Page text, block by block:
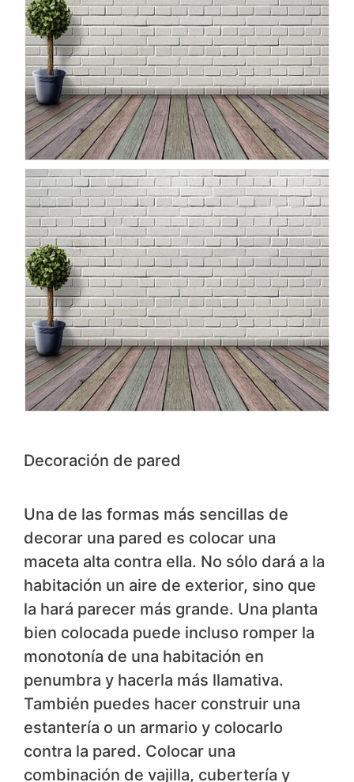
Decoración de pared
Una de las formas más sencillas de
decorar una pared es colocar una
maceta alta contra ella. No sólo dará a la
habitación un aire de exterior, sino que
la hará parecer más grande. Una planta
bien colocada puede incluso romper la
monotonía de una habitación en
penumbra y hacerla más llamativa.
También puedes hacer construir una
estantería o un armario y colocarlo
contra la pared. Colocar una
combinación de vajilla, cubertería y